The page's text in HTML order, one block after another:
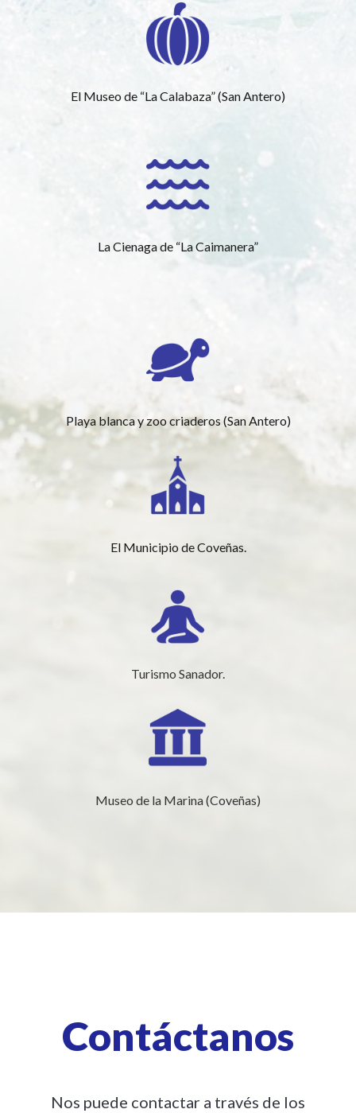
El Museo de “La Calabaza” (San Antero)
La Cienaga de “La Caimanera”
Playa blanca y zoo criaderos (San Antero)
El Municipio de Coveñas.
Turismo Sanador.
Museo de la Marina (Coveñas)
Contáctanos
Nos puede contactar a través de los